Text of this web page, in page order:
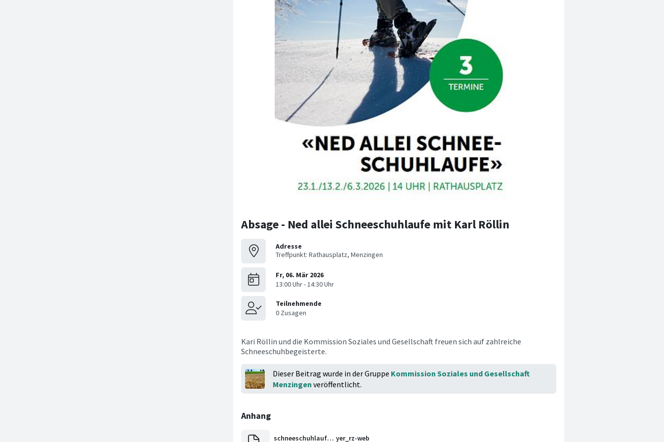
Absage - Ned allei Schneeschuhlaufe mit Karl Röllin
Adresse
Treffpunkt: Rathausplatz, Menzingen
Kari Röllin und die Kommission Soziales und Gesellschaft freuen sich auf zahlreiche
Schneeschuhbegeisterte.
Dieser Beitrag wurde in der Gruppe Kommission Soziales und Gesellschaft
Menzingen veröffentlicht.